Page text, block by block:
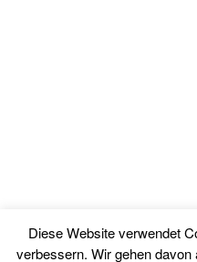
Diese Website verwendet
verbessern. Wir gehen